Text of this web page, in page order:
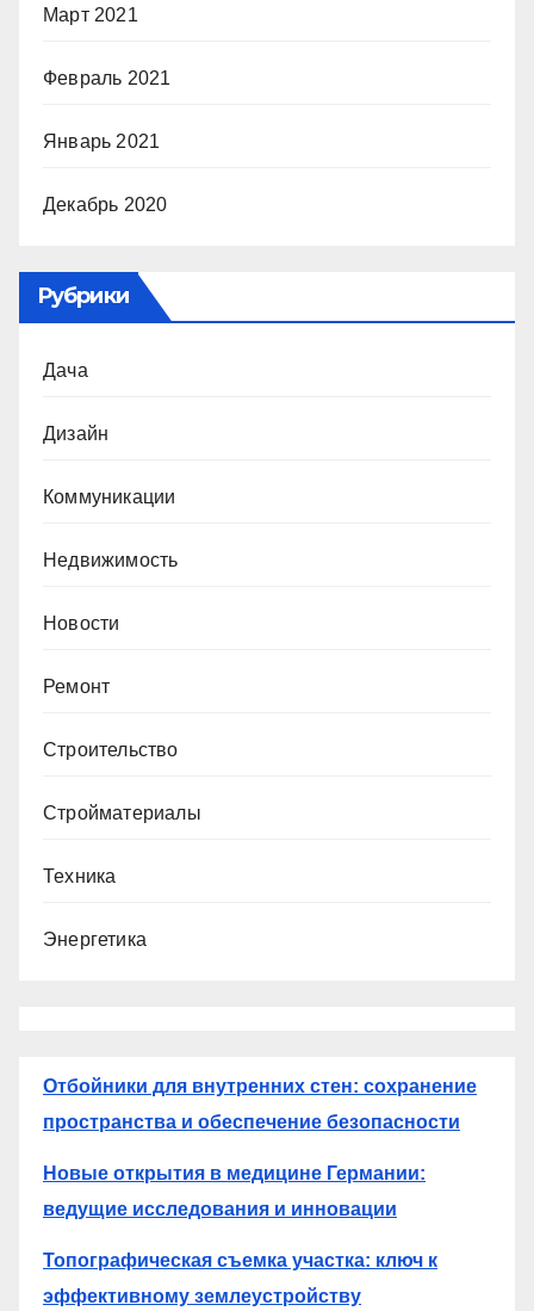
Март 2021
Февраль 2021
Январь 2021
Декабрь 2020
Рубрики
Дача
Дизайн
Коммуникации
Недвижимость
Новости
Ремонт
Строительство
Стройматериалы
Техника
Энергетика
Отбойники для внутренних стен: сохранение
пространства и обеспечение безопасности
Новые открытия в медицине Германии:
ведущие исследования и инновации
Топографическая съемка участка: ключ к
эффективному землеустройству